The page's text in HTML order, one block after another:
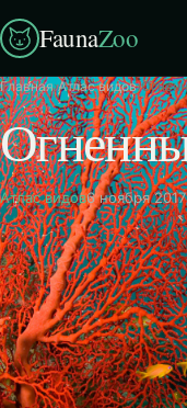
FaunaZoo
Главная›Атлас видов›
Атлас видов6 ноября 2017